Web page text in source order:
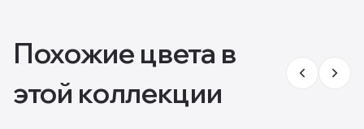
Похожие цвета в
этой коллекции